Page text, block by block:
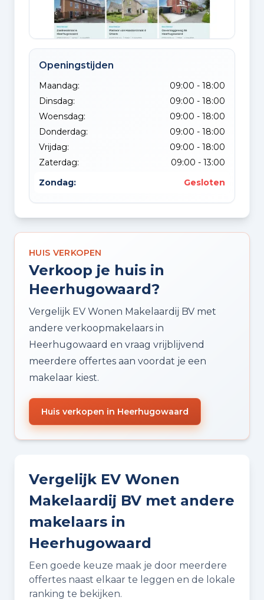
Openingstijden
Maandag:
09:00 - 18:00
Dinsdag:
09:00 - 18:00
Woensdag:
09:00 - 18:00
Donderdag:
09:00 - 18:00
Vrijdag:
09:00 - 18:00
Zaterdag:
09:00 - 13:00
Zondag:
Gesloten
HUIS VERKOPEN
Verkoop je huis in
Heerhugowaard?
Vergelijk EV Wonen Makelaardij BV met
andere verkoopmakelaars in
Heerhugowaard en vraag vrijblijvend
meerdere offertes aan voordat je een
makelaar kiest.
Huis verkopen in Heerhugowaard
Vergelijk EV Wonen
Makelaardij BV met andere
makelaars in
Heerhugowaard
Een goede keuze maak je door meerdere
offertes naast elkaar te leggen en de lokale
ranking te bekijken.